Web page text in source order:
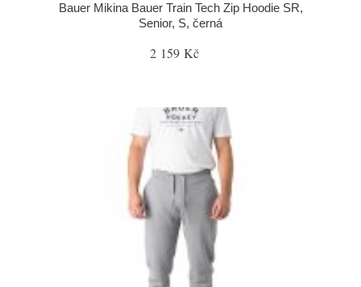
Bauer Mikina Bauer Train Tech Zip Hoodie SR,
Senior, S, černá
2 159 Kč